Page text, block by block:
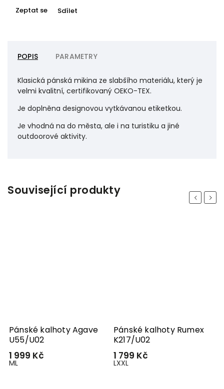
Zeptat se Sdílet
POPIS PARAMETRY
Klasická pánská mikina ze slabšího materiálu, který je
velmi kvalitní, certifikovaný OEKO-TEX.
Je doplněna designovou vytkávanou etiketkou.
Je vhodná na do města, ale i na turistiku a jiné
outdoorové aktivity.
Související produkty Previous
Pánské kalhoty Agave
U55/U02
1 999 Kč
ML
Pánské kalhoty Rumex
K217/U02
1 799 Kč
LXXL
Next